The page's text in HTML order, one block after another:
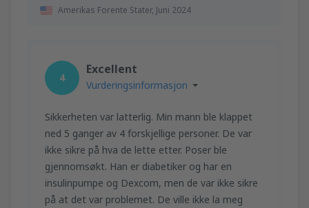
Amerikas Forente Stater, Juni 2024
4
Excellent
Vurderingsinformasjon
Sikkerheten var latterlig. Min mann ble klappet
ned 5 ganger av 4 forskjellige personer. De var
ikke sikre på hva de lette etter. Poser ble
gjennomsøkt. Han er diabetiker og har en
insulinpumpe og Dexcom, men de var ikke sikre
på at det var problemet. De ville ikke la meg